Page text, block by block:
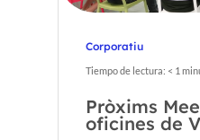
Corporatiu
Tiempo de lectura: < 1
Pròxims
oficines de